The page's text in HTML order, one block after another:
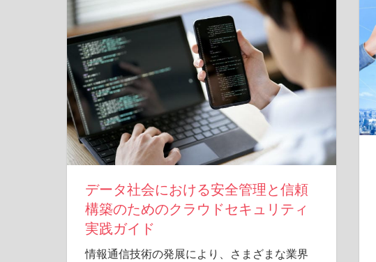
データ社会における安全管理と信頼
構築のためのクラウドセキュリティ
実践ガイド
情報通信技術の発展により、さまざまな業界